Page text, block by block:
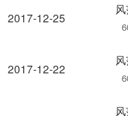
2017-12-25
2017-12-22